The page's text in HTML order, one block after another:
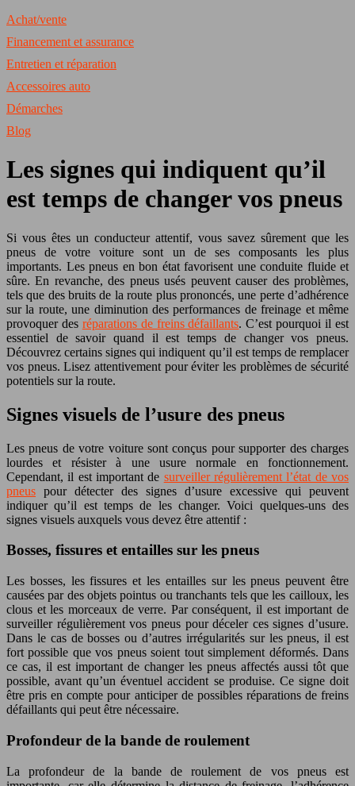
Achat/vente
Financement et assurance
Entretien et réparation
Accessoires auto
Démarches
Blog
Les signes qui indiquent qu’il
est temps de changer vos pneus
Si vous êtes un conducteur attentif, vous savez sûrement que les
pneus de votre voiture sont un de ses composants les plus
importants. Les pneus en bon état favorisent une conduite fluide et
sûre. En revanche, des pneus usés peuvent causer des problèmes,
tels que des bruits de la route plus prononcés, une perte d’adhérence
sur la route, une diminution des performances de freinage et même
provoquer des réparations de freins défaillants. C’est pourquoi il est
essentiel de savoir quand il est temps de changer vos pneus.
Découvrez certains signes qui indiquent qu’il est temps de remplacer
vos pneus. Lisez attentivement pour éviter les problèmes de sécurité
potentiels sur la route.
Signes visuels de l’usure des pneus
Les pneus de votre voiture sont conçus pour supporter des charges
lourdes et résister à une usure normale en fonctionnement.
Cependant, il est important de surveiller régulièrement l’état de vos
pneus pour détecter des signes d’usure excessive qui peuvent
indiquer qu’il est temps de les changer. Voici quelques-uns des
signes visuels auxquels vous devez être attentif :
Bosses, fissures et entailles sur les pneus
Les bosses, les fissures et les entailles sur les pneus peuvent être
causées par des objets pointus ou tranchants tels que les cailloux, les
clous et les morceaux de verre. Par conséquent, il est important de
surveiller régulièrement vos pneus pour déceler ces signes d’usure.
Dans le cas de bosses ou d’autres irrégularités sur les pneus, il est
fort possible que vos pneus soient tout simplement déformés. Dans
ce cas, il est important de changer les pneus affectés aussi tôt que
possible, avant qu’un éventuel accident se produise. Ce signe doit
être pris en compte pour anticiper de possibles réparations de freins
défaillants qui peut être nécessaire.
Profondeur de la bande de roulement
La profondeur de la bande de roulement de vos pneus est